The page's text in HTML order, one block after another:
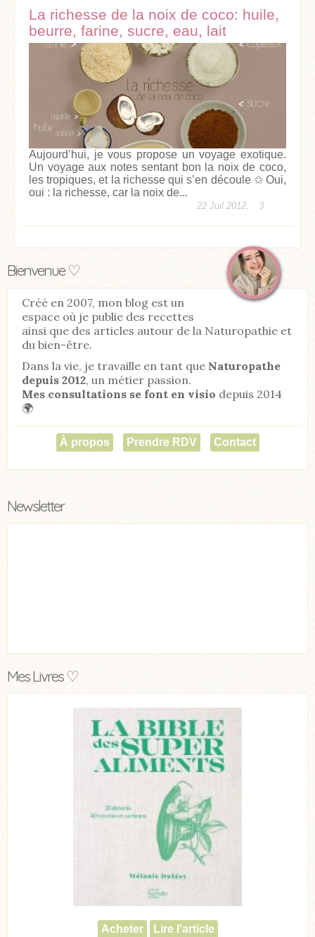
La richesse de la noix de coco: huile,
beurre, farine, sucre, eau, lait
Aujourd’hui, je vous propose un voyage exotique.
Un voyage aux notes sentant bon la noix de coco,
les tropiques, et la richesse qui s’en découle ✩ Oui,
oui : la richesse, car la noix de...
22 Juil 2012, 3
Bienvenue ♡
Créé en 2007, mon blog est un
espace où je publie des recettes
ainsi que des articles autour de la Naturopathie et
du bien-être.
Dans la vie, je travaille en tant que Naturopathe
depuis 2012, un métier passion.
Mes consultations se font en visio depuis 2014
🌍
À propos Prendre RDV Contact
Newsletter
Mes Livres ♡
Acheter Lire l'article